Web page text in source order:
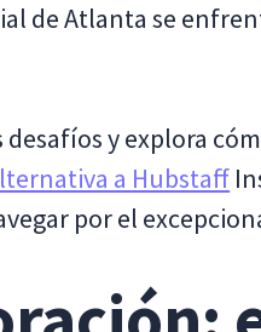
de Atlanta se
y explora
a Hubstaff
por el